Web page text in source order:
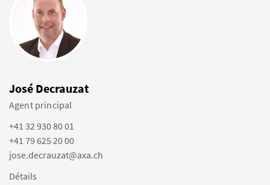
José Decrauzat
Agent principal
+41 32 930 80 01
+41 79 625 20 00
jose.decrauzat@axa.ch
Détails